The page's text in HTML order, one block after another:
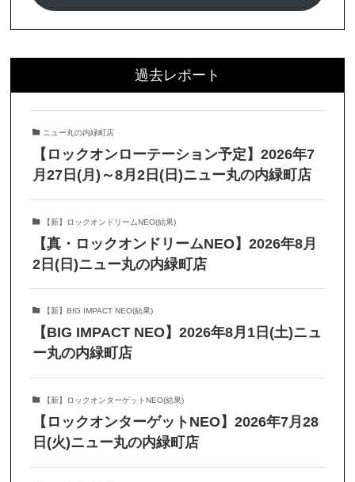
過去レポート
ニュー丸の内緑町店
【ロックオンローテーション予定】2026年7
月27日(月)～8月2日(日)ニュー丸の内緑町店
【新】ロックオンドリームNEO(結果)
【真・ロックオンドリームNEO】2026年8月
2日(日)ニュー丸の内緑町店
【新】BIG IMPACT NEO(結果)
【BIG IMPACT NEO】2026年8月1日(土)ニュ
ー丸の内緑町店
【新】ロックオンターゲットNEO(結果)
【ロックオンターゲットNEO】2026年7月28
日(火)ニュー丸の内緑町店